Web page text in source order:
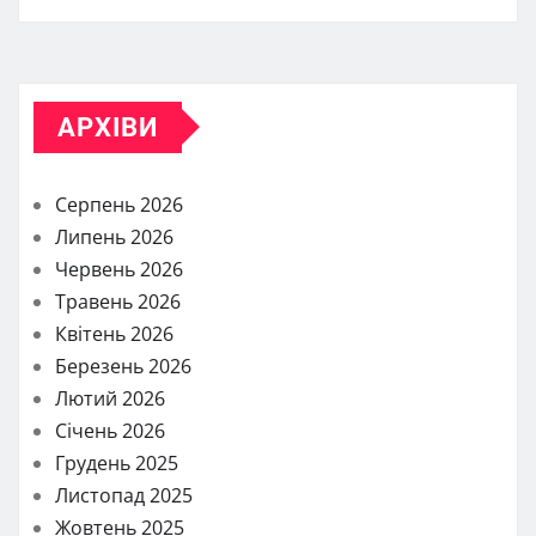
АРХІВИ
Серпень 2026
Липень 2026
Червень 2026
Травень 2026
Квітень 2026
Березень 2026
Лютий 2026
Січень 2026
Грудень 2025
Листопад 2025
Жовтень 2025